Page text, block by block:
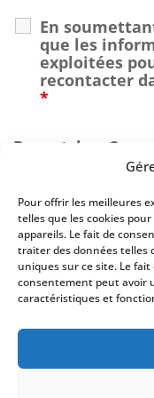
Pour offrir les meilleures
telles que les cookies
appareils. Le fait de
traiter des données telles
uniques sur ce site. Le
consentement peut avoir
caractéristiques et
En
que les
exploitées
recontacter
*
Recaptcha v2
En renseignant votre
newsletter nos derniers